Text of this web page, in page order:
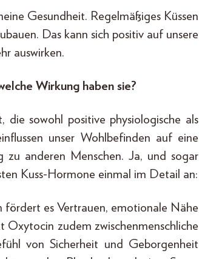
Gesundheit. Regelmäßiges Küssen
Das kann sich positiv auf unsere
auswirken.
Wirkung haben sie?
die sowohl positive physiologische als
unser Wohlbefinden auf eine
zu anderen Menschen. Ja, und sogar
Kuss-Hormone einmal im Detail an:
fördert es Vertrauen, emotionale Nähe
Oxytocin zudem zwischenmenschliche
von Sicherheit und Geborgenheit